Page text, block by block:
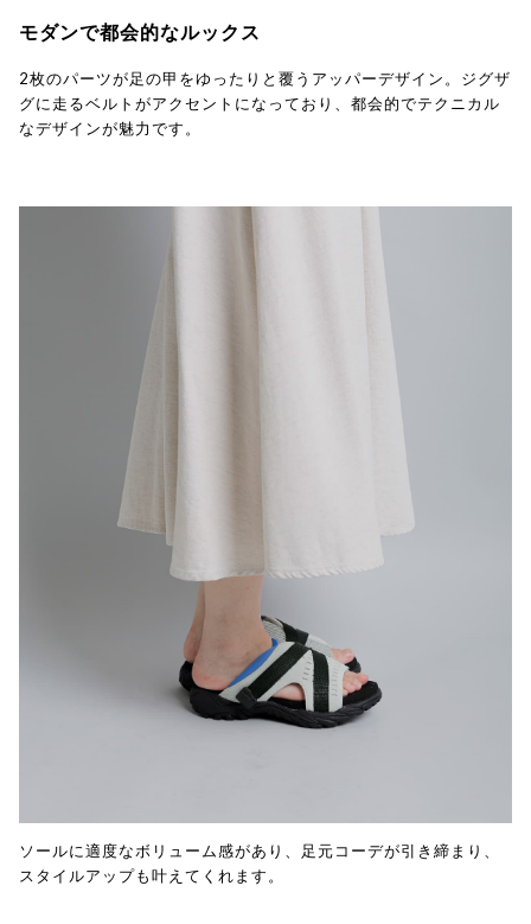
モダンで都会的なルックス
2枚のパーツが足の甲をゆったりと覆うアッパーデザイン。ジグザ
グに走るベルトがアクセントになっており、都会的でテクニカル
なデザインが魅力です。
ソールに適度なボリューム感があり、足元コーデが引き締まり、
スタイルアップも叶えてくれます。